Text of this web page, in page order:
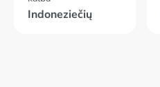
Indoneziečių